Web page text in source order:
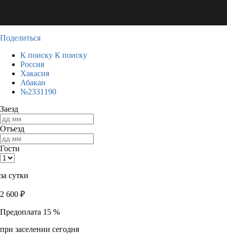
Поделиться
К поиску К поиску
Россия
Хакасия
Абакан
№2331190
Заезд
Отъезд
Гости
за сутки
2 600 ₽
Предоплата 15 %
при заселении сегодня